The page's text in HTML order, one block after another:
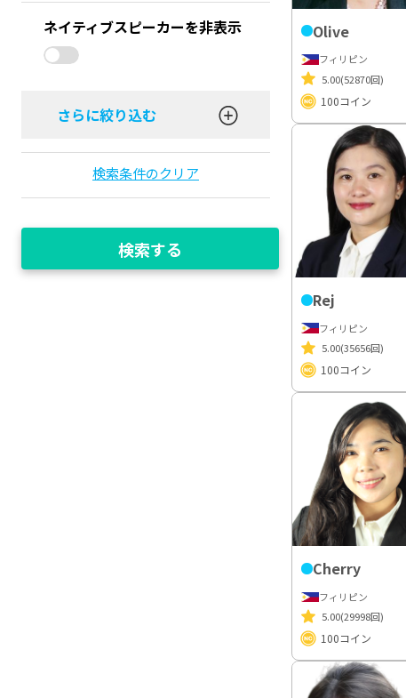
ネイティブスピーカーを非表示
さらに絞り込む
検索条件のクリア
検索する
Olive
フィリピン
5.00(52870回)
100コイン
Rej
フィリピン
5.00(35656回)
100コイン
Cherry
フィリピン
5.00(29998回)
100コイン